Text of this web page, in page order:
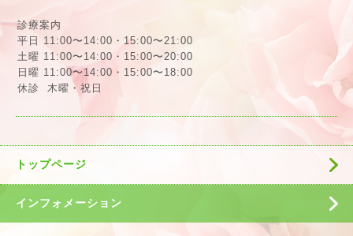
診療案内
平日 11:00〜14:00・15:00〜21:00
土曜 11:00〜14:00・15:00〜20:00
日曜 11:00〜14:00・15:00〜18:00
休診 木曜・祝日
トップページ
インフォメーション